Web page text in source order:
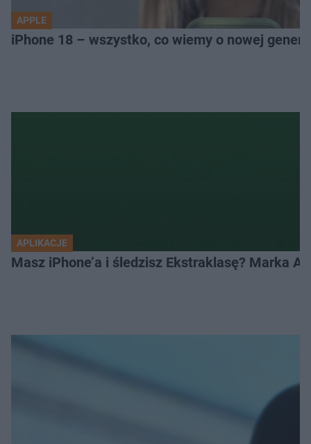
APPLE
iPhone 18 – wszystko, co wiemy o nowej
APLIKACJE
Masz iPhone’a i śledzisz Ekstraklasę? Marka